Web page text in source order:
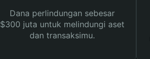
Dana perlindungan sebesar
$300 juta untuk melindungi aset
dan transaksimu.